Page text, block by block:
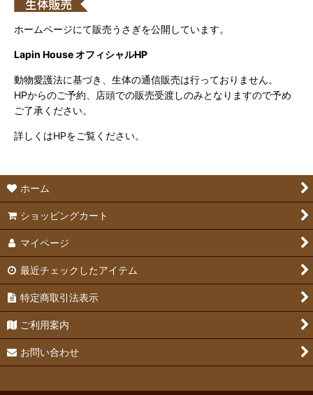
ホームページにて販売うさぎを公開しています。
Lapin House オフィシャルHP
動物愛護法に基づき、生体の通信販売は行っておりません。
HPからのご予約、店頭での販売受渡しのみとなりますので予め
ご了承ください。
詳しくはHPをご覧ください。
ホーム
ショッピングカート
マイページ
最近チェックしたアイテム
特定商取引法表示
ご利用案内
お問い合わせ